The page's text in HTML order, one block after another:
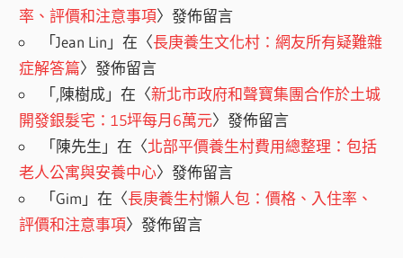
率、評價和注意事項〉發佈留言
「Jean Lin 」在〈長庚養生文化村：網友所有疑難雜
症解答篇〉發佈留言
「,陳樹成」在〈新北市政府和聲寶集團合作於土城
開發銀髮宅：15坪每月6萬元〉發佈留言
「陳先生 」在〈北部平價養生村費用總整理：包括
老人公寓與安養中心〉發佈留言
「Gim 」在〈長庚養生村懶人包：價格、入住率、
評價和注意事項〉發佈留言